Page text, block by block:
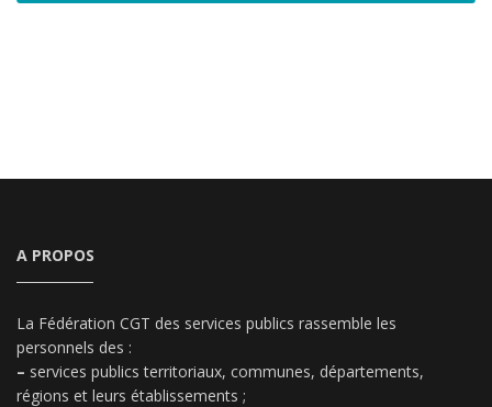
A PROPOS
La Fédération CGT des services publics rassemble les
personnels des :
– services publics territoriaux, communes, départements,
régions et leurs établissements ;